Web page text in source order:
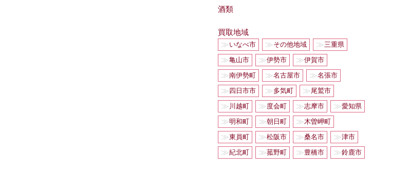
酒類
買取地域
≫いなべ市 ≫その他地域 ≫三重県
≫亀山市 ≫伊勢市 ≫伊賀市
≫南伊勢町 ≫名古屋市 ≫名張市
≫四日市市 ≫多気町 ≫尾鷲市
≫ 川越町 ≫度会町 ≫志摩市 ≫愛知県
≫明和町 ≫朝日町 ≫木曽岬町
≫東員町 ≫松阪市 ≫桑名市 ≫津市
≫紀北町 ≫菰野町 ≫豊橋市 ≫鈴鹿市